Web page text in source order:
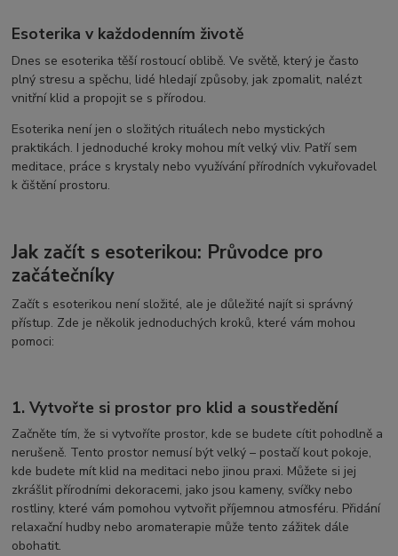
Esoterika v každodenním životě
Dnes se esoterika těší rostoucí oblibě. Ve světě, který je často
plný stresu a spěchu, lidé hledají způsoby, jak zpomalit, nalézt
vnitřní klid a propojit se s přírodou.
Esoterika není jen o složitých rituálech nebo mystických
praktikách. I jednoduché kroky mohou mít velký vliv. Patří sem
meditace, práce s krystaly nebo využívání přírodních vykuřovadel
k čištění prostoru.
Jak začít s esoterikou: Průvodce pro
začátečníky
Začít s esoterikou není složité, ale je důležité najít si správný
přístup. Zde je několik jednoduchých kroků, které vám mohou
pomoci:
1. Vytvořte si prostor pro klid a soustředění
Začněte tím, že si vytvoříte prostor, kde se budete cítit pohodlně a
nerušeně. Tento prostor nemusí být velký – postačí kout pokoje,
kde budete mít klid na meditaci nebo jinou praxi. Můžete si jej
zkrášlit přírodními dekoracemi, jako jsou kameny, svíčky nebo
rostliny, které vám pomohou vytvořit příjemnou atmosféru. Přidání
relaxační hudby nebo aromaterapie může tento zážitek dále
obohatit.